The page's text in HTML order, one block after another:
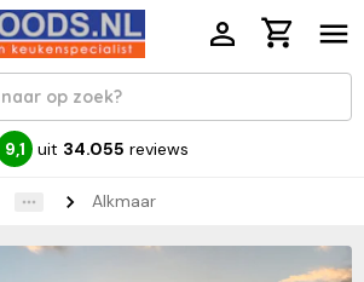
9,1 uit 34.055 reviews
Alkmaar